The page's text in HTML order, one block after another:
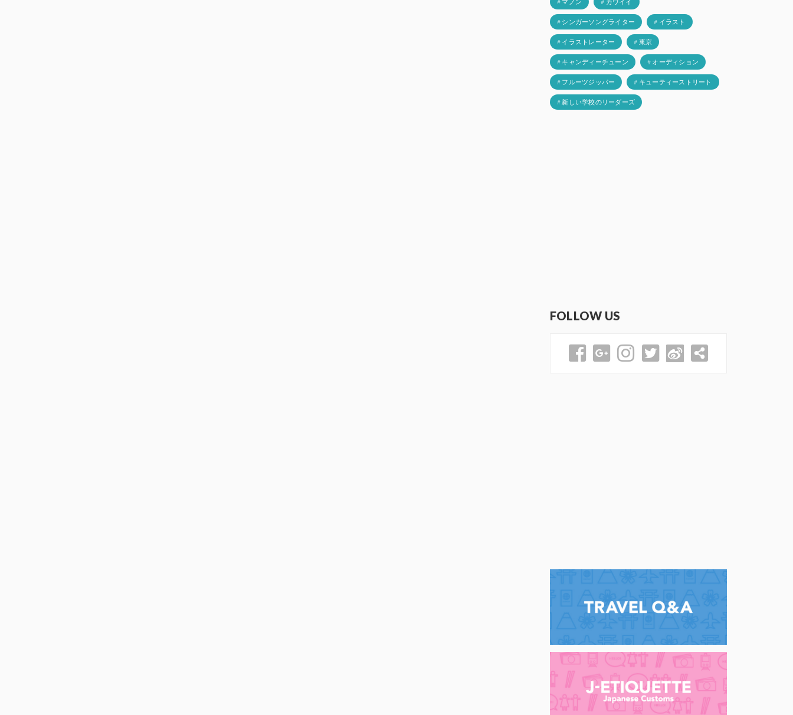
# マノン # カワイイ
# シンガーソングライター # イラスト
# イラストレーター # 東京
# キャンディーチューン # オーディション
# フルーツジッパー # キューティーストリート
# 新しい学校のリーダーズ
FOLLOW US